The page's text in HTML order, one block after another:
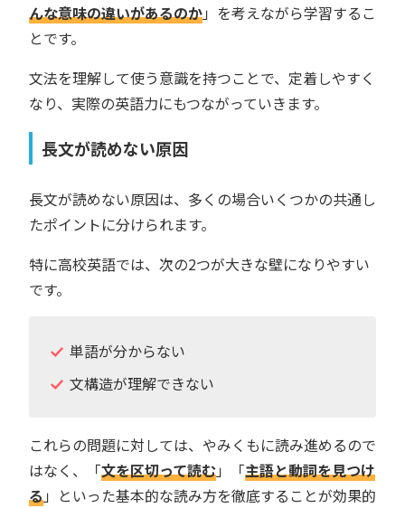
んな意味の違いがあるのか」を考えながら学習するこ
とです。
文法を理解して使う意識を持つことで、定着しやすく
なり、実際の英語力にもつながっていきます。
長文が読めない原因
長文が読めない原因は、多くの場合いくつかの共通し
たポイントに分けられます。
特に高校英語では、次の2つが大きな壁になりやすい
です。
単語が分からない
文構造が理解できない
これらの問題に対しては、やみくもに読み進めるので
はなく、「文を区切って読む」「主語と動詞を見つけ
る」といった基本的な読み方を徹底することが効果的